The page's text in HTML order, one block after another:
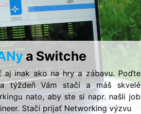
a Switche
aj inak ako na hry a zábavu. Poďte
týždeň Vám stačí a máš skvelé
nato, aby ste si napr. našli job
Stačí prijať Networking výzvu